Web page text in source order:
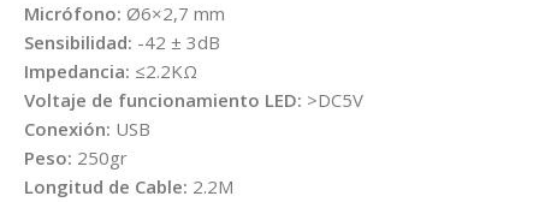
Micrófono: Ø6×2,7 mm
Sensibilidad: -42 ± 3dB
Impedancia: ≤2.2KΩ
Voltaje de funcionamiento LED: >DC5V
Conexión: USB
Peso: 250gr
Longitud de Cable: 2.2M